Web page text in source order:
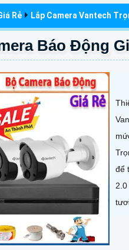
Rẻ Lắp Camera Vantech
Báo Động
để